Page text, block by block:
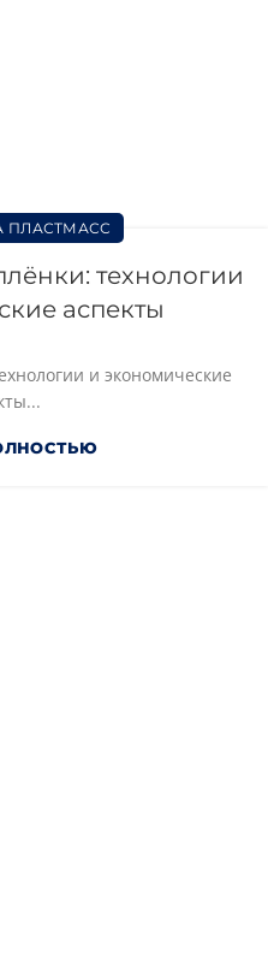
ПЛАСТМАСС
технологии
аспекты
и экономические